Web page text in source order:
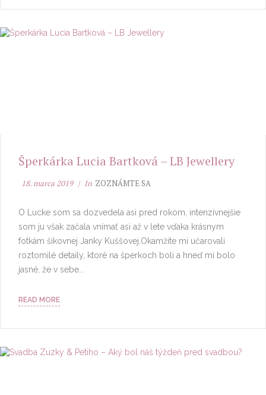
Šperkárka Lucia Bartková – LB Jewellery
18. marca 2019 In ZOZNÁMTE SA
O Lucke som sa dozvedela asi pred rokom, intenzívnejšie
som ju však začala vnímať asi až v lete vďaka krásnym
fotkám šikovnej Janky Kuššovej.Okamžite mi učarovali
roztomilé detaily, ktoré na šperkoch boli a hneď mi bolo
jasné, že v sebe...
READ MORE